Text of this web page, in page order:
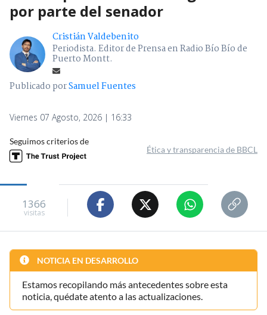
por parte del senador
Cristián Valdebenito
Periodista. Editor de Prensa en Radio Bío Bío de
Puerto Montt.
Publicado porSamuel Fuentes
Viernes 07 Agosto, 2026 | 16:33
Seguimos criterios de
Ética y transparencia de BBCL
1366
visitas
NOTICIA EN DESARROLLO
Estamos recopilando más antecedentes sobre esta
noticia, quédate atento a las actualizaciones.